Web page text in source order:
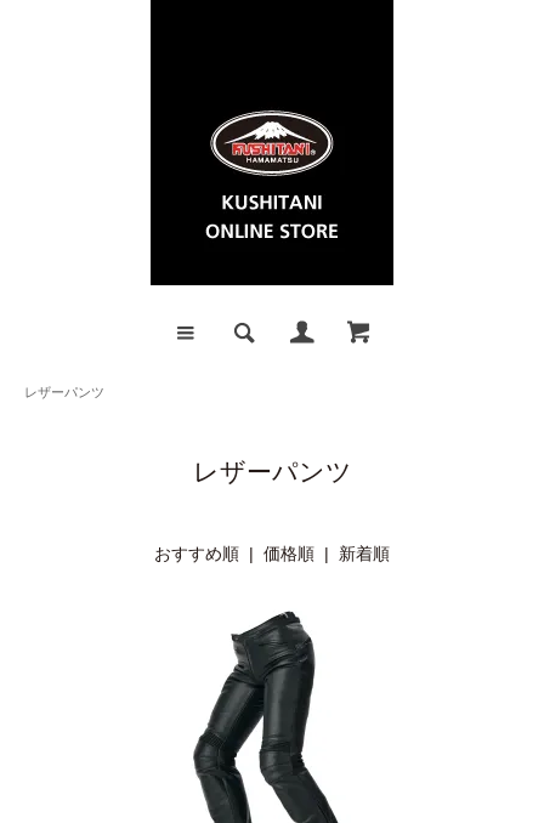
レザーパンツ
レザーパンツ
おすすめ順 | 価格順 | 新着順